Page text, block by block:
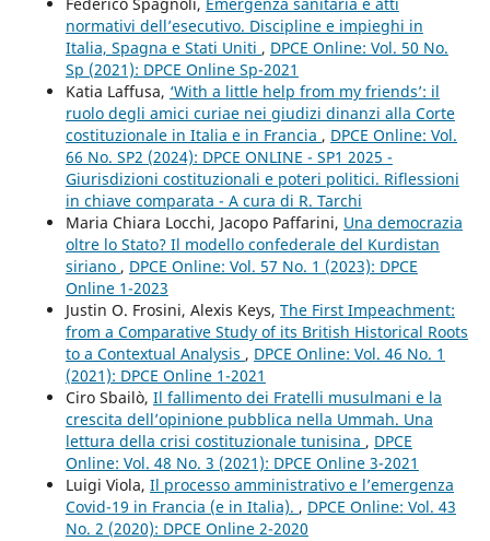
normativi dell’esecutivo. Discipline e impieghi in
Italia, Spagna e Stati Uniti , DPCE Online: Vol. 50 No.
Sp (2021): DPCE Online Sp-2021
Katia Laffusa, ‘With a little help from my friends’: il
ruolo degli amici curiae nei giudizi dinanzi alla Corte
costituzionale in Italia e in Francia , DPCE Online: Vol.
66 No. SP2 (2024): DPCE ONLINE - SP1 2025 -
Giurisdizioni costituzionali e poteri politici. Riflessioni
in chiave comparata - A cura di R. Tarchi
Maria Chiara Locchi, Jacopo Paffarini, Una democrazia
oltre lo Stato? Il modello confederale del Kurdistan
siriano , DPCE Online: Vol. 57 No. 1 (2023): DPCE
Online 1-2023
Justin O. Frosini, Alexis Keys, The First Impeachment:
from a Comparative Study of its British Historical Roots
to a Contextual Analysis , DPCE Online: Vol. 46 No. 1
(2021): DPCE Online 1-2021
Ciro Sbailò, Il fallimento dei Fratelli musulmani e la
crescita dell’opinione pubblica nella Ummah. Una
lettura della crisi costituzionale tunisina , DPCE
Online: Vol. 48 No. 3 (2021): DPCE Online 3-2021
Luigi Viola, Il processo amministrativo e l’emergenza
Covid-19 in Francia (e in Italia). , DPCE Online: Vol. 43
No. 2 (2020): DPCE Online 2-2020